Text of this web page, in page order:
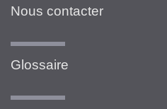
Nous contacter
Glossaire